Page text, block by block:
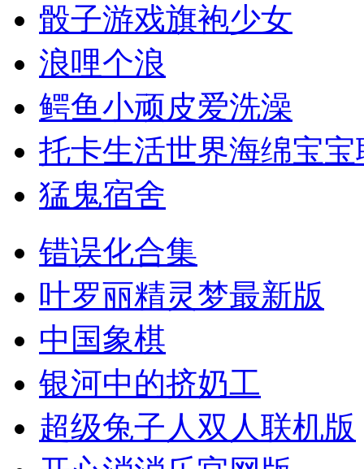
骰子游戏旗袍少女
浪哩个浪
鳄鱼小顽皮爱洗澡
托卡生活世界海绵宝
猛鬼宿舍
错误化合集
叶罗丽精灵梦最新版
中国象棋
银河中的挤奶工
超级兔子人双人联机版